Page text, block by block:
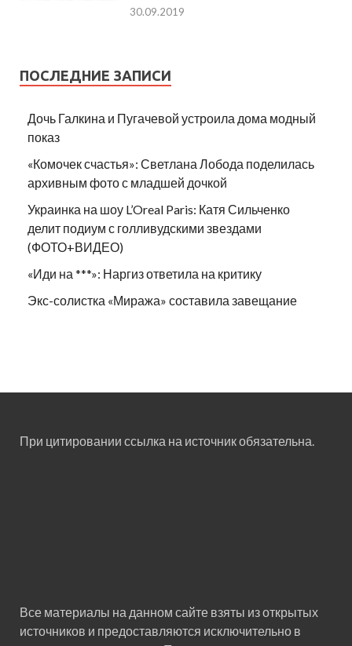
30.09.2019
ПОСЛЕДНИЕ ЗАПИСИ
Дочь Галкина и Пугачевой устроила дома модный
показ
«Комочек счастья»: Светлана Лобода поделилась
архивным фото с младшей дочкой
Украинка на шоу L’Oreal Paris: Катя Сильченко
делит подиум с голливудскими звездами
(ФОТО+ВИДЕО)
«Иди на ***»: Наргиз ответила на критику
Экс-солистка «Миража» составила завещание
При цитировании ссылка на источник обязательна.
Все материалы на данном сайте взяты из открытых
источников и предоставляются исключительно в